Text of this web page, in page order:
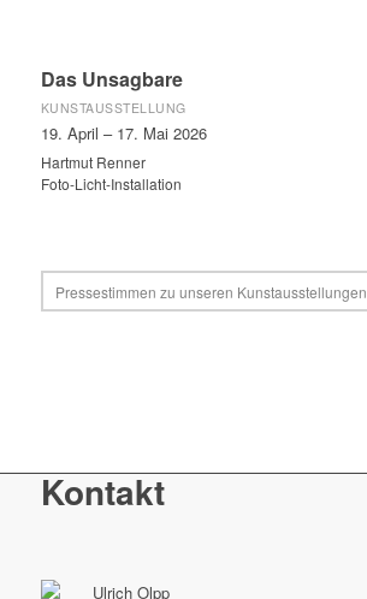
Das Unsagbare
KUNSTAUSSTELLUNG
19. April – 17. Mai 2026
Hartmut Renner
Foto-Licht-Installation
Pressestimmen zu unseren Kunstausstellungen
Kontakt